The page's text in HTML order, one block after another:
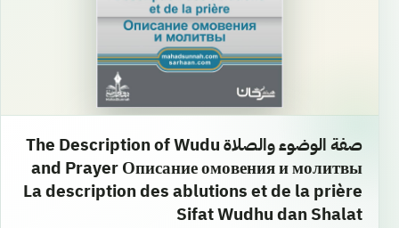
صفة الوضوء والصلاة The Description of Wudu
and Prayer Описание омовения и молитвы
La description des ablutions et de la prière
Sifat Wudhu dan Shalat